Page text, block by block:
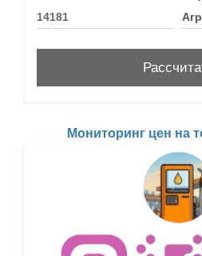
Мониторинг цен на